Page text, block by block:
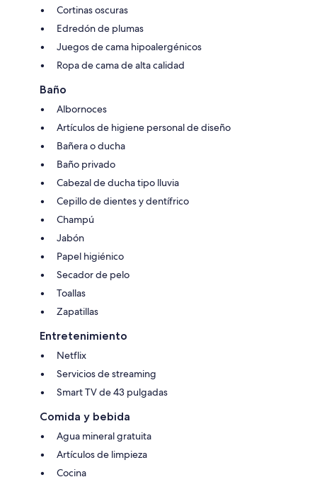
Cortinas oscuras
Edredón de plumas
Juegos de cama hipoalergénicos
Ropa de cama de alta calidad
Baño
Albornoces
Artículos de higiene personal de diseño
Bañera o ducha
Baño privado
Cabezal de ducha tipo lluvia
Cepillo de dientes y dentífrico
Champú
Jabón
Papel higiénico
Secador de pelo
Toallas
Zapatillas
Entretenimiento
Netflix
Servicios de streaming
Smart TV de 43 pulgadas
Comida y bebida
Agua mineral gratuita
Artículos de limpieza
Cocina